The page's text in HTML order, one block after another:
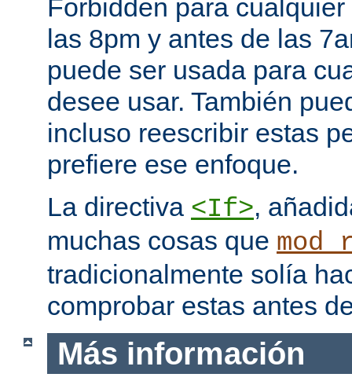
Forbidden para
las 8pm y antes de las
puede ser usada para
desee usar. También
incluso reescribir estas
prefiere ese enfoque.
La directiva <If>,
muchas cosas que
tradicionalmente solía
comprobar estas antes
Más información